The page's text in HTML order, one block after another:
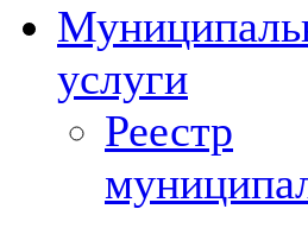
услуги
Реестр